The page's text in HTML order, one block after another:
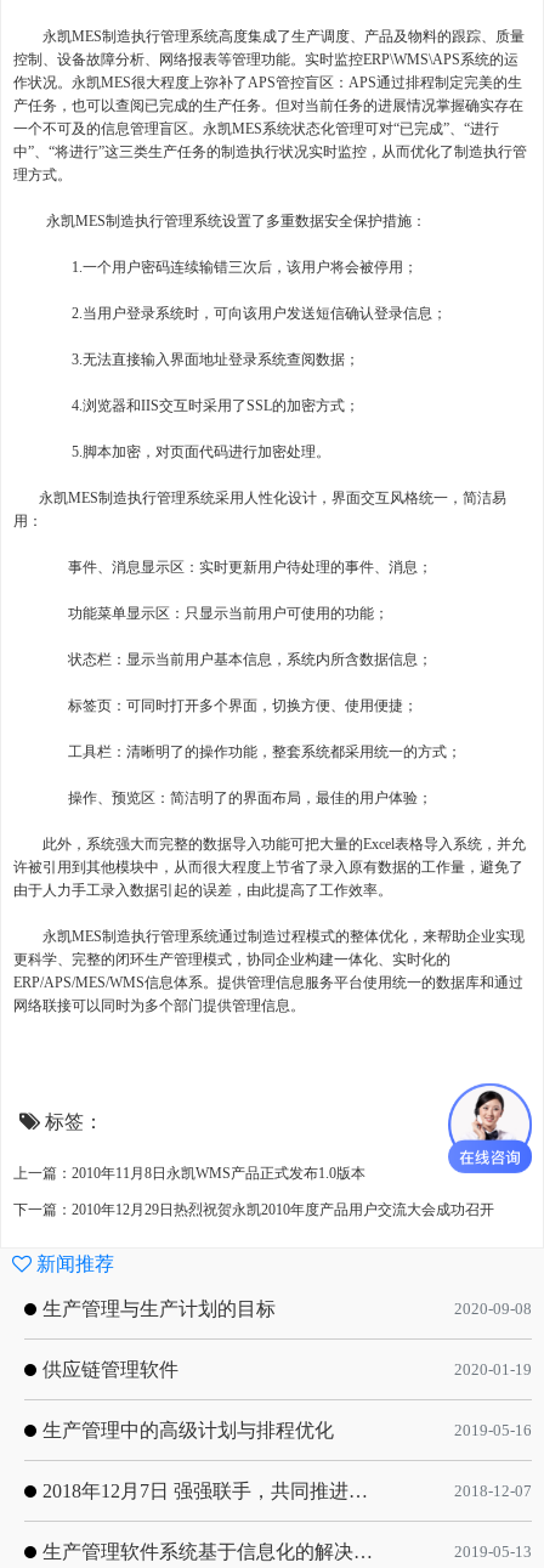
永凯MES制造执行管理系统高度集成了生产调度、产品及物料的跟踪、质量
控制、设备故障分析、网络报表等管理功能。实时监控ERP\WMS\APS系统的运
作状况。永凯MES很大程度上弥补了APS管控盲区：APS通过排程制定完美的生
产任务，也可以查阅已完成的生产任务。但对当前任务的进展情况掌握确实存在
一个不可及的信息管理盲区。永凯MES系统状态化管理可对“已完成”、“进行
中”、“将进行”这三类生产任务的制造执行状况实时监控，从而优化了制造执行管
理方式。
永凯MES制造执行管理系统设置了多重数据安全保护措施：
1.一个用户密码连续输错三次后，该用户将会被停用；
2.当用户登录系统时，可向该用户发送短信确认登录信息；
3.无法直接输入界面地址登录系统查阅数据；
4.浏览器和IIS交互时采用了SSL的加密方式；
5.脚本加密，对页面代码进行加密处理。
永凯MES制造执行管理系统采用人性化设计，界面交互风格统一，简洁易
用：
事件、消息显示区：实时更新用户待处理的事件、消息；
功能菜单显示区：只显示当前用户可使用的功能；
状态栏：显示当前用户基本信息，系统内所含数据信息；
标签页：可同时打开多个界面，切换方便、使用便捷；
工具栏：清晰明了的操作功能，整套系统都采用统一的方式；
操作、预览区：简洁明了的界面布局，最佳的用户体验；
此外，系统强大而完整的数据导入功能可把大量的Excel表格导入系统，并允
许被引用到其他模块中，从而很大程度上节省了录入原有数据的工作量，避免了
由于人力手工录入数据引起的误差，由此提高了工作效率。
永凯MES制造执行管理系统通过制造过程模式的整体优化，来帮助企业实现
更科学、完整的闭环生产管理模式，协同企业构建一体化、实时化的
ERP/APS/MES/WMS信息体系。提供管理信息服务平台使用统一的数据库和通过
网络联接可以同时为多个部门提供管理信息。
标签：
上一篇：2010年11月8日永凯WMS产品正式发布1.0版本
下一篇：2010年12月29日热烈祝贺永凯2010年度产品用户交流大会成功召开
新闻推荐
生产管理与生产计划的目标 2020-09-08
供应链管理软件 2020-01-19
生产管理中的高级计划与排程优化 2019-05-16
2018年12月7日 强强联手，共同推进电子器件领域APS应用典范 风华高科生产自动化工业互联网应用项目-APS项目启动会 2018-12-07
生产管理软件系统基于信息化的解决方案 2019-05-13